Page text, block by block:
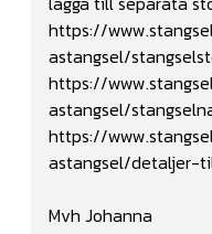
https://
astangsel/
https://
astangsel/
https://
astangsel/detaljer-
Mvh Johanna